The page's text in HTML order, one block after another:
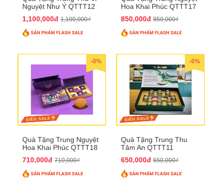
Nguyệt Như Ý QTTT12
1,100,000đ 1,100,000₫
Hoa Khai Phúc QTTT17
850,000đ 850,000₫
-0%
Quà Tặng Trung Nguyệt
Hoa Khai Phúc QTTT18
710,000đ 710,000₫
-0%
Quà Tặng Trung Thu
Tâm An QTTT11
650,000đ 650,000₫